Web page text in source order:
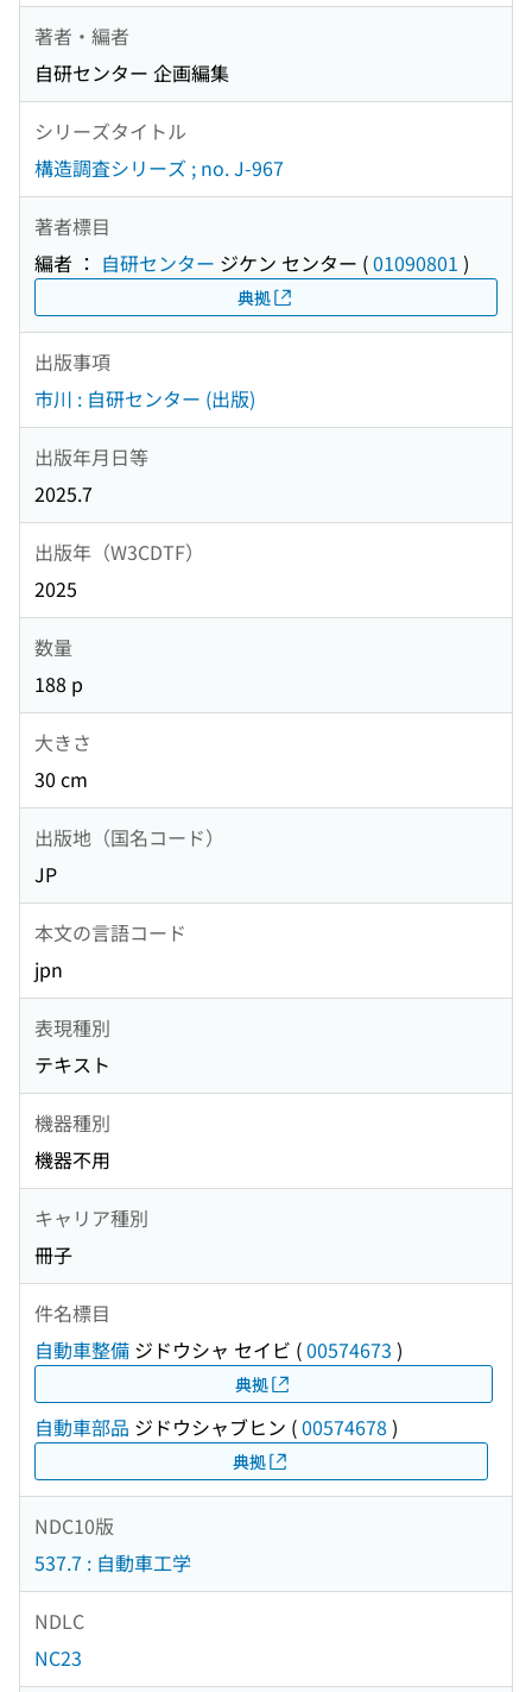
著者・編者
自研センター 企画編集
シリーズタイトル
構造調査シリーズ ; no. J-967
著者標目
編者 ： 自研センター ジケン センター (01090801 )
典拠
出版事項
市川 : 自研センター (出版)
出版年月日等
2025.7
出版年（W3CDTF）
2025
数量
188 p
大きさ
30 cm
出版地（国名コード）
JP
本文の言語コード
jpn
表現種別
テキスト
機器種別
機器不用
キャリア種別
冊子
件名標目
自動車整備 ジドウシャ セイビ (00574673 )
典拠
自動車部品 ジドウシャブヒン (00574678 )
典拠
NDC10版
537.7 : 自動車工学
NDLC
NC23